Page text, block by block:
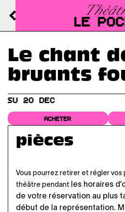
Le chant
bruants
pièces
Vous pourrez retirer et régler vos
théâtre pendant les horaires
de votre réservation au plus
début de la représentation.
SU 20 DEC
ACHETER